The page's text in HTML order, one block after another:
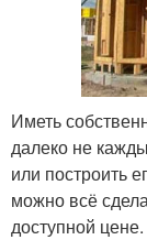
Иметь
далеко не
или построить
можно всё
доступной цене.